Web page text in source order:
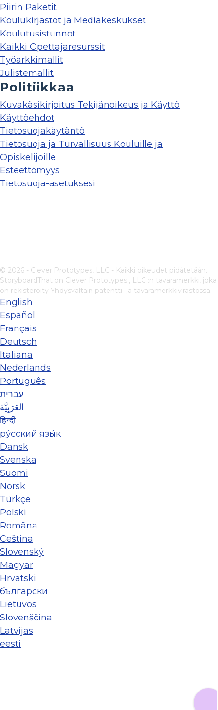
Piirin Paketit
Koulukirjastot ja Mediakeskukset
Koulutusistunnot
Kaikki Opettajaresurssit
Työarkkimallit
Julistemallit
Politiikkaa
Kuvakäsikirjoitus Tekijänoikeus ja Käyttö
Käyttöehdot
Tietosuojakäytäntö
Tietosuoja ja Turvallisuus Kouluille ja
Opiskelijoille
Esteettömyys
Tietosuoja-asetuksesi
© 2026 - Clever Prototypes, LLC - Kaikki oikeudet pidätetään.
StoryboardThat on Clever Prototypes , LLC :n tavaramerkki, joka
on rekisteröity Yhdysvaltain patentti- ja tavaramerkkivirastossa.
English
Español
Français
Deutsch
Italiana
Nederlands
Português
עברית
العَرَبِيَّة
हिन्दी
ру́сский язы́к
Dansk
Svenska
Suomi
Norsk
Türkçe
Polski
Româna
Ceština
Slovenský
Magyar
Hrvatski
български
Lietuvos
Slovenščina
Latvijas
eesti